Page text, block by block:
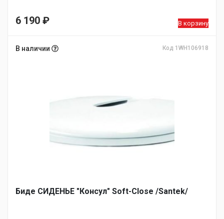
6 190 ₽ В корзину
В наличии Код 1WH106918
Биде СИДЕНЬЕ "Консул" Soft-Close /Santek/